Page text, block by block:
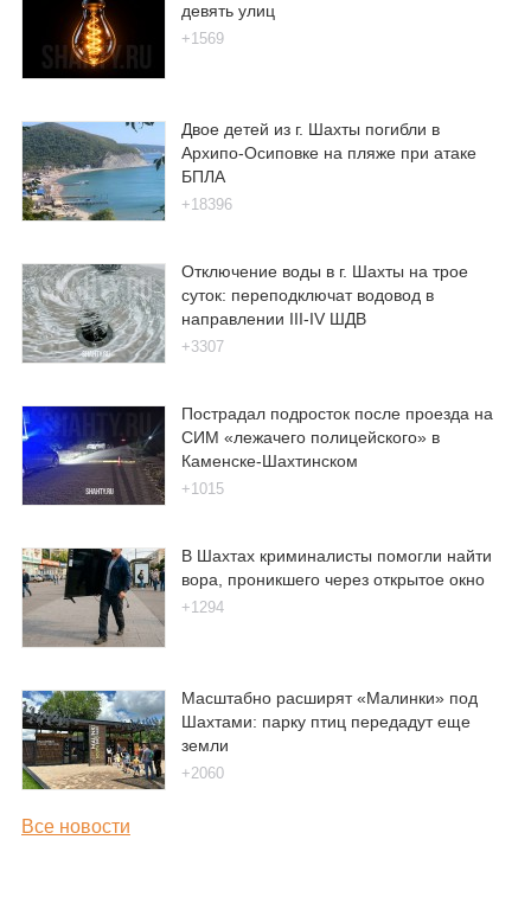
девять улиц
+1569
Двое детей из г. Шахты погибли в
Архипо-Осиповке на пляже при атаке
БПЛА
+18396
Отключение воды в г. Шахты на трое
суток: переподключат водовод в
направлении III-IV ШДВ
+3307
Пострадал подросток после проезда на
СИМ «лежачего полицейского» в
Каменске-Шахтинском
+1015
В Шахтах криминалисты помогли найти
вора, проникшего через открытое окно
+1294
Масштабно расширят «Малинки» под
Шахтами: парку птиц передадут еще
земли
+2060
Все новости